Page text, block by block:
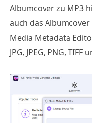
Albumcover zu MP3
auch das
Media Metadata
JPG, JPEG, PNG,